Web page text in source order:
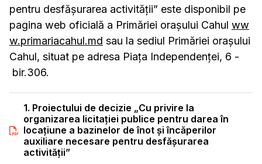
pentru desfăşurarea activităţii” este disponibil pe
pagina web oficială a Primăriei orașului Cahul ww
w.primariacahul.md sau la sediul Primăriei orașului
Cahul, situat pe adresa Piața Independenței, 6 -
bir.306.
1. Proiectului de decizie „Cu privire la
organizarea licitaţiei publice pentru darea în
locaţiune a bazinelor de înot şi încăperilor
auxiliare necesare pentru desfăşurarea
activităţii”